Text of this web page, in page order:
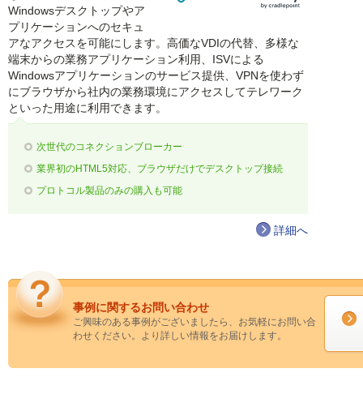
Windowsデスクトップやア
プリケーションへのセキュ
アなアクセスを可能にします。高価なVDIの代替、多様な
端末からの業務アプリケーション利用、ISVによる
Windowsアプリケーションのサービス提供、VPNを使わず
にブラウザから社内の業務環境にアクセスしてテレワーク
といった用途に利用できます。
次世代のコネクションブローカー
業界初のHTML5対応、ブラウザだけでデスクトップ接続
プロトコル製品のみの購入も可能
詳細へ
事例に関するお問い合わせ
ご興味のある事例がございましたら、お気軽にお問い合
わせください。より詳しい情報をお届けします。